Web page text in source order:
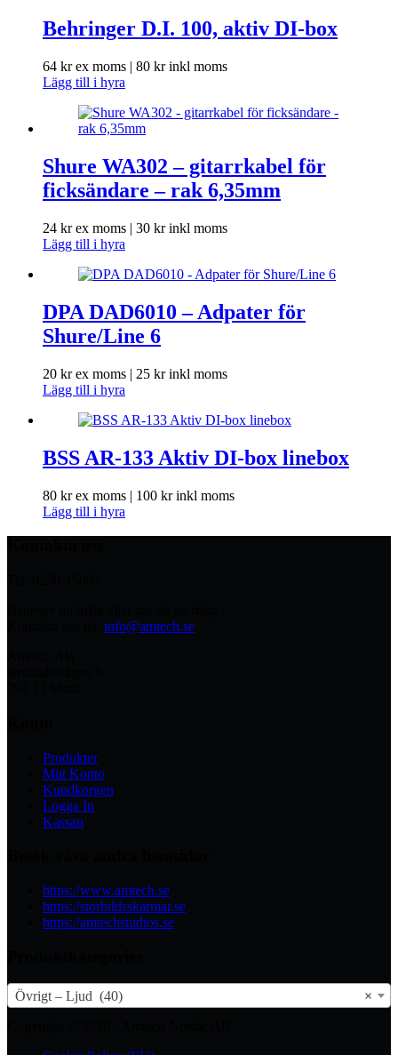
Behringer D.I. 100, aktiv DI-box
64 krex moms | 80 krinkl moms
Lägg till i hyra
Shure WA302 – gitarrkabel för
ficksändare – rak 6,35mm
24 krex moms | 30 krinkl moms
Lägg till i hyra
DPA DAD6010 – Adpater för
Shure/Line 6
20 krex moms | 25 krinkl moms
Lägg till i hyra
BSS AR-133 Aktiv DI-box linebox
80 krex moms | 100 krinkl moms
Lägg till i hyra
info@amtech.se
Produkter
Mitt Konto
Kundkorgen
Logga In
Kassan
https://www.amtech.se
https://storbildsskärmar.se
https://amtechstudios.se
×
Övrigt – Ljud (40)